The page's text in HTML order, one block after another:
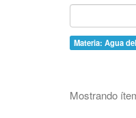
Materia: Agua
Mostrando